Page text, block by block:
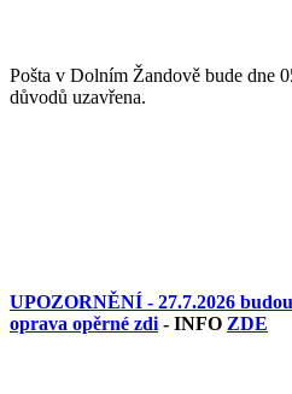
Pošta v Dolním Žandově bude dne
důvodů uzavřena.
UPOZORNĚNÍ - 27.7.2026
oprava opěrné zdi - INFO ZDE